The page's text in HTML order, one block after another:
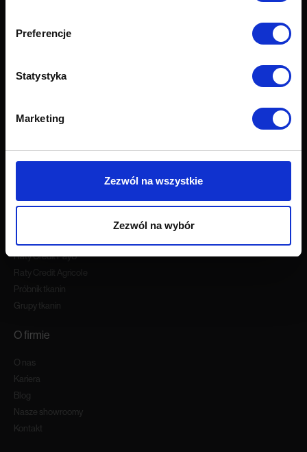
Preferencje
Statystyka
Marketing
Zezwól na wszystkie
Zezwól na wybór
Łóżka i materace
Akcesoria
Odstapienie od umowy
Raty Credit PayU
Raty Credit Agricole
Próbnik tkanin
Grupy tkanin
O firmie
O nas
Kariera
Blog
Nasze showroomy
Kontakt